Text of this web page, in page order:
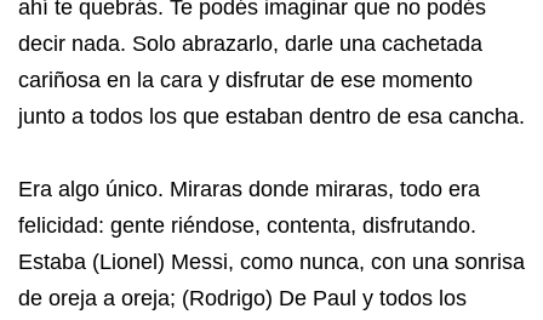
ahí te quebrás. Te podés imaginar que no podés
decir nada. Solo abrazarlo, darle una cachetada
cariñosa en la cara y disfrutar de ese momento
junto a todos los que estaban dentro de esa cancha.
Era algo único. Miraras donde miraras, todo era
felicidad: gente riéndose, contenta, disfrutando.
Estaba (Lionel) Messi, como nunca, con una sonrisa
de oreja a oreja; (Rodrigo) De Paul y todos los